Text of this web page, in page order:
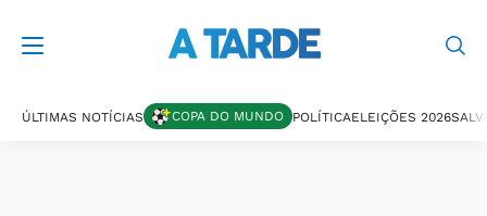
ÚLTIMAS NOTÍCIAS COPA DO MUNDO POLÍTICAELEIÇÕES 2026